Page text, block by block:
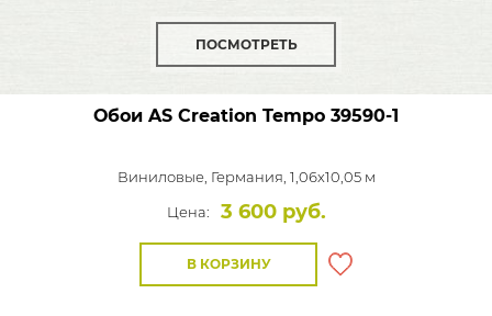
ПОСМОТРЕТЬ
Обои AS Creation Tempo 39590-1
Виниловые, Германия, 1,06x10,05 м
Цена:
3 600 руб.
В КОРЗИНУ